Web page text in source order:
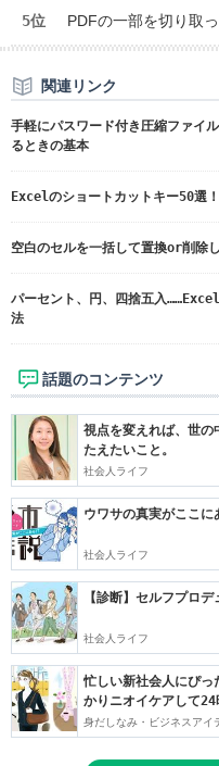
5位 PDFの一部を切り取
関連リンク
手軽にパスワード付き圧縮ファイ
るときの基本
Excelのショートカットキー50選
空白のセルを一括して置換or削除
パーセント、円、四捨五入
法
話題のコンテンツ
視点を変えれば、世
たえたいこと。
社会人ライフ
ウワサの真実がここ
社会人ライフ
【診断】セルフプロ
社会人ライフ
忙しい新社会人にぴ
かりニオイケアして24
身だしなみ・ビジネスアイ